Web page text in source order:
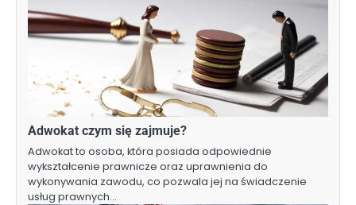
Adwokat czym się zajmuje?
Adwokat to osoba, która posiada odpowiednie
wykształcenie prawnicze oraz uprawnienia do
wykonywania zawodu, co pozwala jej na świadczenie
usług prawnych…